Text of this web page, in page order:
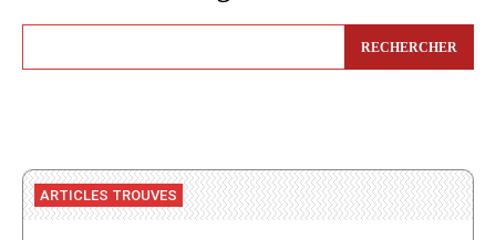
RECHERCHER
ARTICLES TROUVES